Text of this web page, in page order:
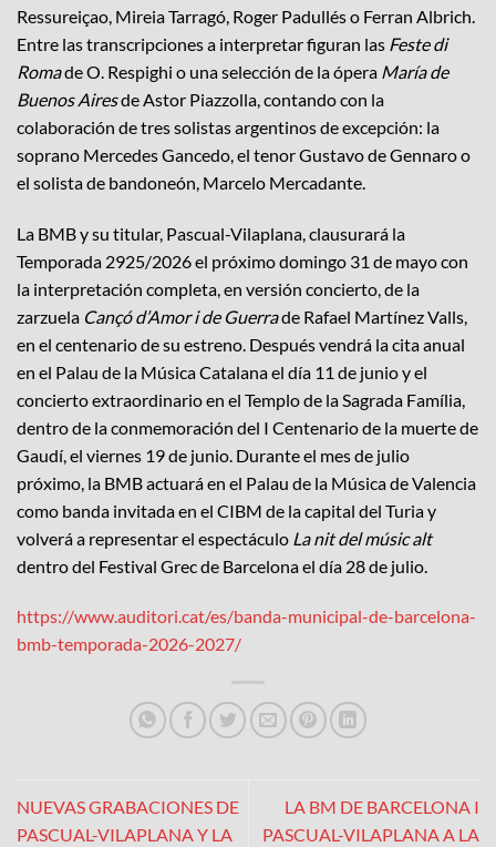
Ressureiçao, Mireia Tarragó, Roger Padullés o Ferran Albrich.
Entre las transcripciones a interpretar figuran las Feste di
Romade O. Respighi o una selección de la ópera María de
Buenos Airesde Astor Piazzolla, contando con la
colaboración de tres solistas argentinos de excepción: la
soprano Mercedes Gancedo, el tenor Gustavo de Gennaro o
el solista de bandoneón, Marcelo Mercadante.
La BMB y su titular, Pascual-Vilaplana, clausurará la
Temporada 2925/2026 el próximo domingo 31 de mayo con
la interpretación completa, en versión concierto, de la
zarzuela Cançó d’Amor i de Guerrade Rafael Martínez Valls,
en el centenario de su estreno. Después vendrá la cita anual
en el Palau de la Música Catalana el día 11 de junio y el
concierto extraordinario en el Templo de la Sagrada Família,
dentro de la conmemoración del I Centenario de la muerte de
Gaudí, el viernes 19 de junio. Durante el mes de julio
próximo, la BMB actuará en el Palau de la Música de Valencia
como banda invitada en el CIBM de la capital del Turia y
volverá a representar el espectáculo La nit del músic alt
dentro del Festival Grec de Barcelona el día 28 de julio.
https://www.auditori.cat/es/banda-municipal-de-barcelona-
bmb-temporada-2026-2027/
NUEVAS GRABACIONES DE
PASCUAL-VILAPLANA Y LA
LA BM DE BARCELONA I
PASCUAL-VILAPLANA A LA